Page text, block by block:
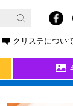
クリステについ